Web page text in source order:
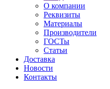
О компании
Реквизиты
Материалы
Производители
ГОСТы
Статьи
Доставка
Новости
Контакты